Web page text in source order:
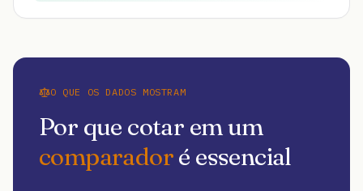
O QUE OS DADOS MOSTRAM
Por que cotar em um
comparadoré essencial